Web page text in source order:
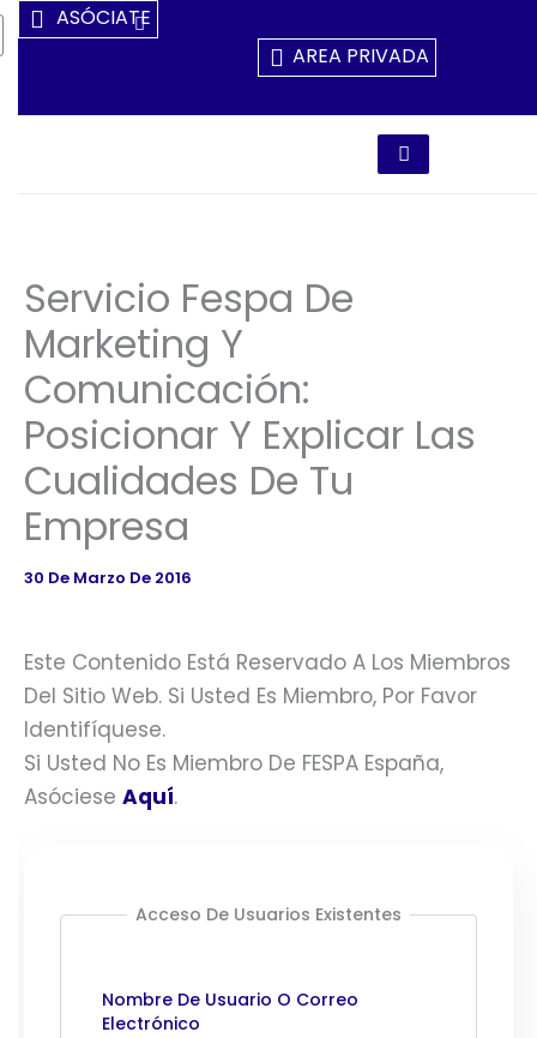
Ir
Al
ASÓCIATE
AREA PRIVADA
Servicio Fespa De
Marketing Y
Comunicación:
Posicionar Y Explicar Las
Cualidades De Tu
Empresa
30 De Marzo De 2016
Este Contenido Está Reservado A Los Miembros
Del Sitio Web. Si Usted Es Miembro, Por Favor
Identifíquese.
Si Usted No Es Miembro De FESPA España,
Asóciese Aquí.
Acceso De Usuarios Existentes
Nombre De Usuario O Correo
Electrónico